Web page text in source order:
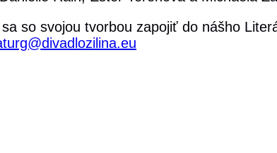
so svojou tvorbou zapojiť do nášho